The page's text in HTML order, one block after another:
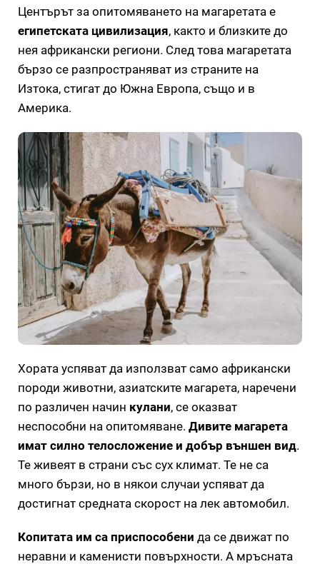
Центърът за опитомяването на магаретата е
египетската цивилизация, както и близките до
нея африкански региони. След това магаретата
бързо се разпространяват из страните на
Изтока, стигат до Южна Европа, също и в
Америка.
Хората успяват да използват само африкански
породи животни, азиатските магарета, наречени
по различен начин кулани, се оказват
неспособни на опитомяване. Дивите магарета
имат силно телосложение и добър външен вид.
Те живеят в страни със сух климат. Те не са
много бързи, но в някои случаи успяват да
достигнат средната скорост на лек автомобил.
Копитата им са приспособени да се движат по
неравни и каменисти повърхности. А мръсната